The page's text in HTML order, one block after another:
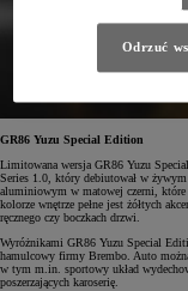
GR86 Yuzu Special Edition
Limitowana wersja GR86 Yuzu
Series 1.0, który debiutował w
aluminiowym w matowej czerni, które
kolorze wnętrze pełne jest żółtych
ręcznego czy boczkach drzwi.
Wyróżnikami GR86 Yuzu Special
hamulcowy firmy Brembo. Auto
w tym m.in. sportowy układ
poszerzających karoserię.
Odrzuć